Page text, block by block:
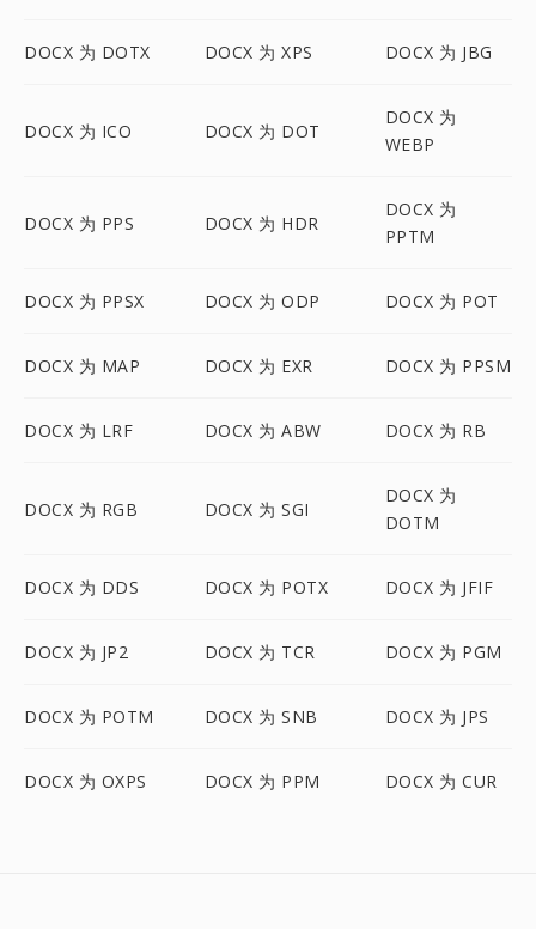
DOCX 为 DOTX DOCX 为 XPS DOCX 为 JBG
DOCX 为 ICO DOCX 为 DOT
DOCX 为
WEBP
DOCX 为 PPS DOCX 为 HDR
DOCX 为
PPTM
DOCX 为 PPSX DOCX 为 ODP DOCX 为 POT
DOCX 为 MAP DOCX 为 EXR DOCX 为 PPSM
DOCX 为 LRF DOCX 为 ABW DOCX 为 RB
DOCX 为 RGB DOCX 为 SGI
DOCX 为
DOTM
DOCX 为 DDS DOCX 为 POTX DOCX 为 JFIF
DOCX 为 JP2 DOCX 为 TCR DOCX 为 PGM
DOCX 为 POTM DOCX 为 SNB DOCX 为 JPS
DOCX 为 OXPS DOCX 为 PPM DOCX 为 CUR